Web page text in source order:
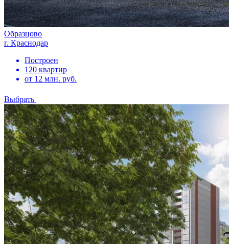
Образцово
г. Краснодар
Построен
120 квартир
от 12 млн. руб.
Выбрать